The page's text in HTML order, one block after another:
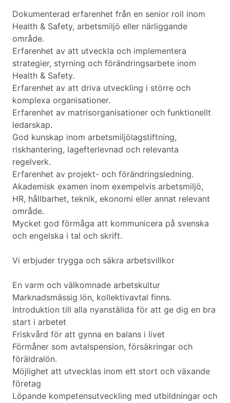
Dokumenterad erfarenhet från en senior roll inom
Health & Safety, arbetsmiljö eller närliggande
område.
Erfarenhet av att utveckla och implementera
strategier, styrning och förändringsarbete inom
Health & Safety.
Erfarenhet av att driva utveckling i större och
komplexa organisationer.
Erfarenhet av matrisorganisationer och funktionellt
ledarskap.
God kunskap inom arbetsmiljölagstiftning,
riskhantering, lagefterlevnad och relevanta
regelverk.
Erfarenhet av projekt- och förändringsledning.
Akademisk examen inom exempelvis arbetsmiljö,
HR, hållbarhet, teknik, ekonomi eller annat relevant
område.
Mycket god förmåga att kommunicera på svenska
och engelska i tal och skrift.
Vi erbjuder trygga och säkra arbetsvillkor
En varm och välkomnade arbetskultur
Marknadsmässig lön, kollektivavtal finns.
Introduktion till alla nyanställda för att ge dig en bra
start i arbetet
Friskvård för att gynna en balans i livet
Förmåner som avtalspension, försäkringar och
föräldralön.
Möjlighet att utvecklas inom ett stort och växande
företag
Löpande kompetensutveckling med utbildningar och